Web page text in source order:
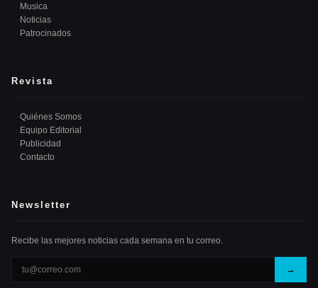
Musica
Noticias
Patrocinados
Revista
Quiénes Somos
Equipo Editorial
Publicidad
Contacto
Newsletter
Recibe las mejores noticias cada semana en tu correo.
→